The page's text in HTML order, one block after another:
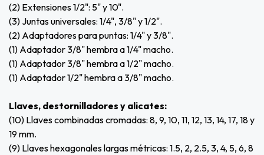
(2) Extensiones 1/2": 5" y 10".
(3) Juntas universales: 1/4", 3/8" y 1/2".
(2) Adaptadores para puntas: 1/4" y 3/8".
(1) Adaptador 3/8" hembra a 1/4" macho.
(1) Adaptador 3/8" hembra a 1/2" macho.
(1) Adaptador 1/2" hembra a 3/8" macho.
Llaves, destornilladores y alicates:
(10) Llaves combinadas cromadas: 8, 9, 10, 11, 12, 13, 14, 17, 18 y
19 mm.
(9) Llaves hexagonales largas métricas: 1.5, 2, 2.5, 3, 4, 5, 6, 8